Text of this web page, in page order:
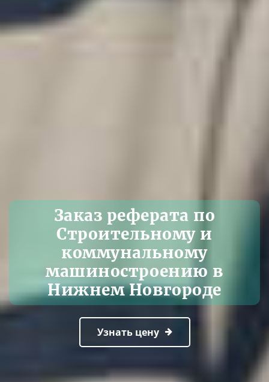
Заказ реферата по
Строительному и
коммунальному
машиностроению в
Нижнем Новгороде
Узнать цену